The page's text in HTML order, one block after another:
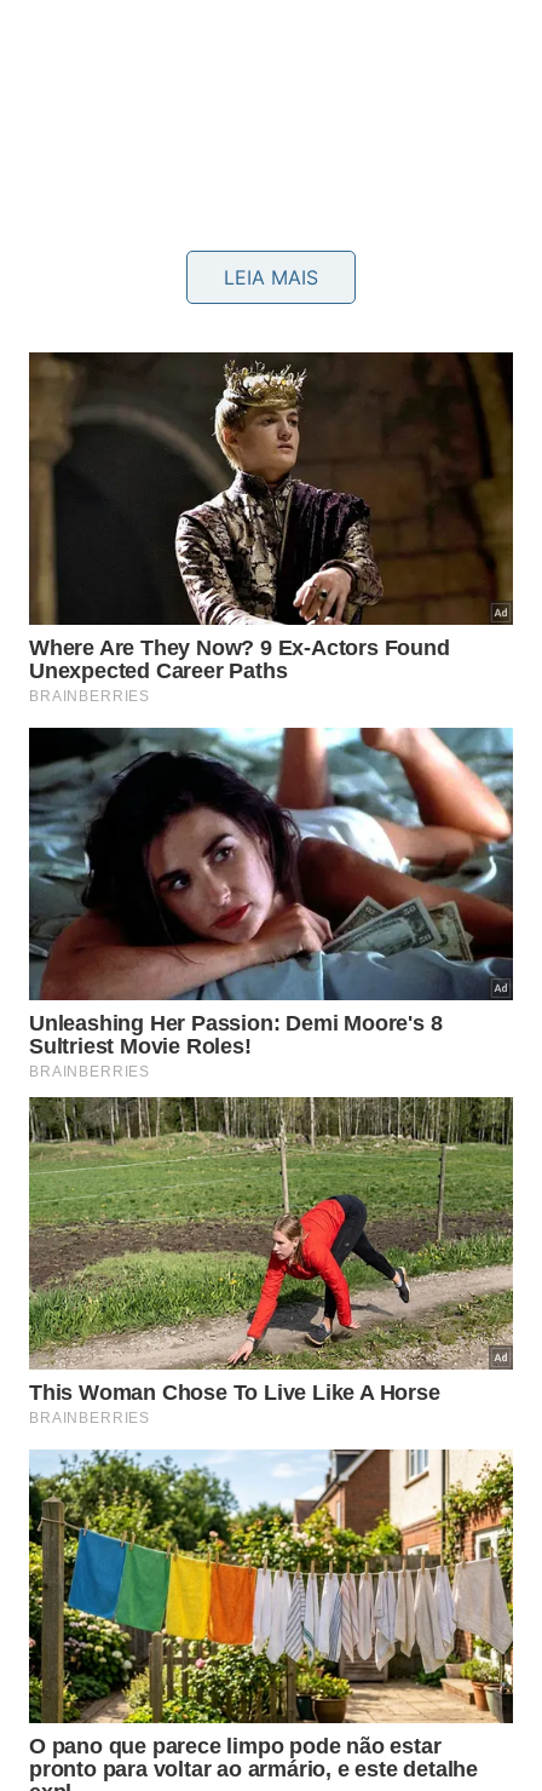
O passo a passo para a instalação:
Faça um pequeno furo próximo à borda doCD
usando um prego aquecido ou uma furadeira com
broca fina, tomando cuidado para não rachar o
disco
Passe um pedaço de barbante ou linha de nylon
de aproximadamente 30 a 40 centímetros pelo
furo e dê um nó firme
Pendure os CDs em pontos estratégicos do
jardim, preferencialmente acima das plantas que
deseja proteger, em alturas variadas para cobrir
diferentes ângulos
Certifique-se de que os discos fiquem livres para
girar sem enroscar em galhos, plantas ou
estruturas próximas, pois é omovimento
constante que garante a eficácia
Para uma horta ou canteiro de tamanho médio,
distribua de cinco a sete CDs em diferentes
pontos para criar uma cobertura ampla de
reflexos
Os CDs protegem apenas contra
pássaros ou funcionam contra
outras pragas?
Embora o efeito mais documentado e eficaz seja
contra
aves , os reflexos dos CDs também ajudam a
repelir alguns tipos de insetos voadores. Moscas
varejeiras, certas espécies de borboletas que
depositam larvas em plantas e até mosquitos
demonstram sensibilidade aos flashes de luz intensa
e imprevisível produzidos pelos discos em rotação.
O efeito sobre insetos é menos pronunciado do que
sobre pássaros, mas funciona como uma camada
LEIA MAIS